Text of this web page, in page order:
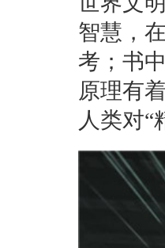
智慧，
考；书
原理有
人类对“